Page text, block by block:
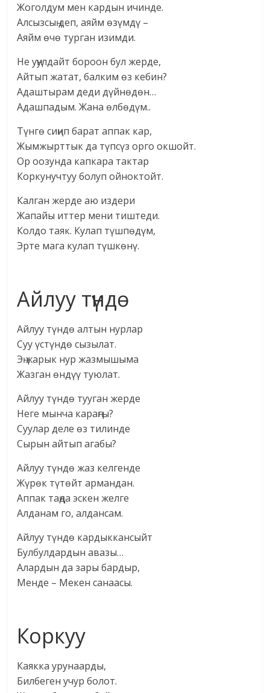
Жоголдум мен кардын ичинде.
Алсызсың деп, аяйм өзүмдү –
Аяйм өчө турган изимди.
Не уңулдайт бороон бул жерде,
Айтып жатат, балким өз кебин?
Адаштырам деди дүйнөдөн…
Адашпадым. Жана өлбөдүм..
Түнгө сиңип барат аппак кар,
Жымжырттык да түпсүз орго окшойт.
Ор оозунда капкара тактар
Коркунучтуу болуп ойноктойт.
Калган жерде аю издери
Жапайы иттер мени тиштеди.
Колдо таяк. Кулап түшпөдүм,
Эрте мага кулап түшкөнү.
Айлуу түндө
Айлуу түндө алтын нурлар
Суу үстүндө сызылат.
Эң жарык нур жазмышыма
Жазган өндүү туюлат.
Айлуу түндө тууган жерде
Неге мынча караңгы?
Суулар деле өз тилинде
Сырын айтып агабы?
Айлуу түндө жаз келгенде
Жүрөк түтөйт армандан.
Аппак таңда эскен желге
Алданам го, алдансам.
Айлуу түндө кардыккансыйт
Булбулдардын авазы…
Алардын да зары бардыр,
Менде – Мекен санаасы.
Коркуу
Каякка урунаарды,
Билбеген учур болот.